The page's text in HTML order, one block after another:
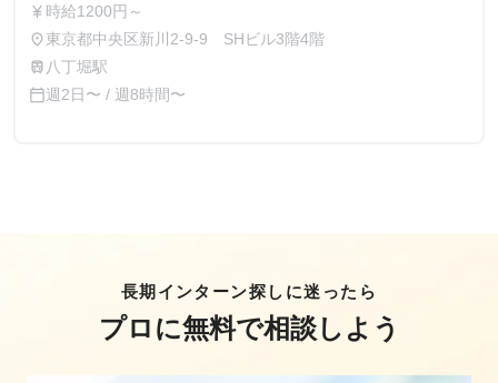
currency_yen 時給1200円～
place東京都中央区新川2-9-9 SHビル3階4階
train 八丁堀駅
calendar_today週2日〜 / 週8時間〜
長期インターン探しに迷ったら
プロに無料で相談しよう